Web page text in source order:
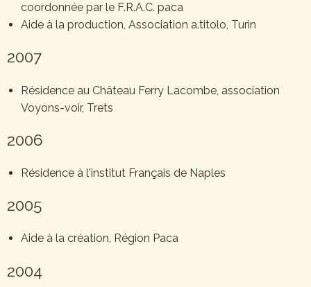
coordonnée par le F.R.A.C. paca
Aide à la production, Association a.titolo, Turin
2007
Résidence au Château Ferry Lacombe, association
Voyons-voir, Trets
2006
Résidence à l'institut Français de Naples
2005
Aide à la création, Région Paca
2004